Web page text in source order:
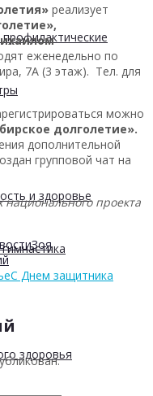
и здоровье
здоровья
реализует
еженедельно по
7А (3 этаж). Тел. для
можно
долголетие».
дополнительной
групповой чат на
проекта
Зоя
С Днем защитника